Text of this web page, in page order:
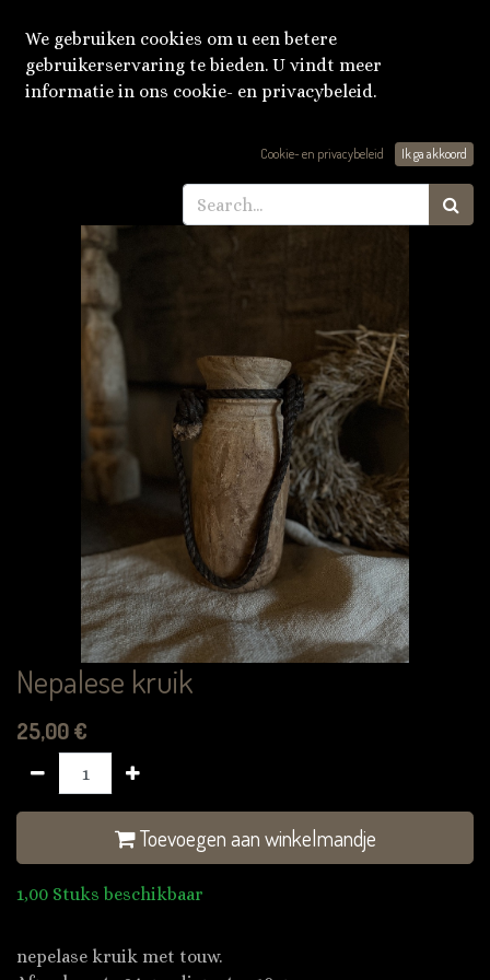
Nepalese kruik
25,00€
Toevoegen aan winkelmandje
1,00 Stuks beschikbaar
nepelase kruik met touw.
We gebruiken cookies om u een betere
gebruikerservaring te bieden. U vindt meer
informatie in ons cookie- en privacybeleid.
Cookie- en privacybeleid Ik ga akkoord